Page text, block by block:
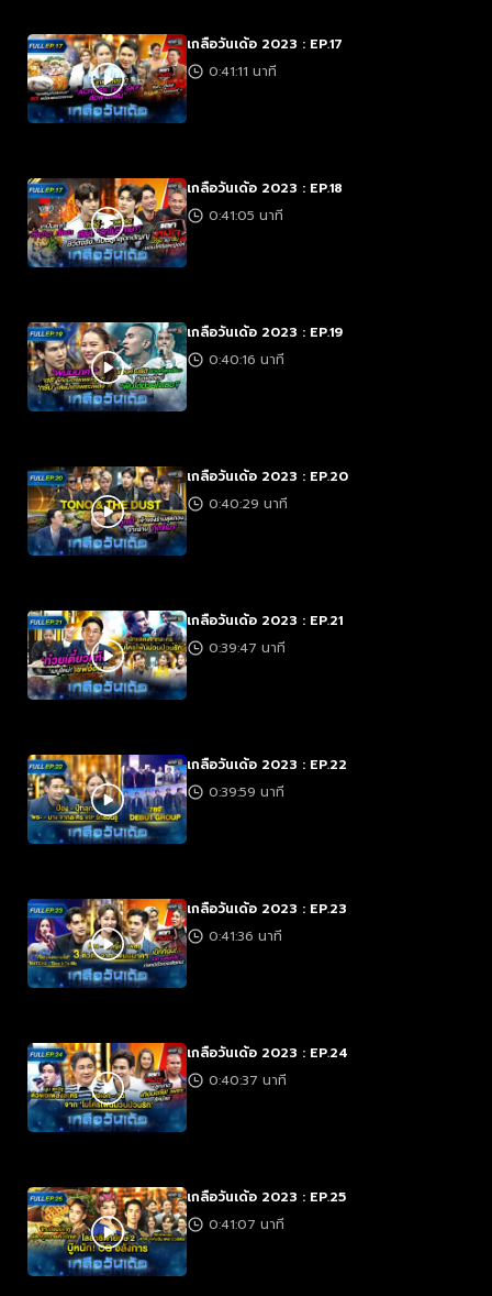
เกลือวันเด้อ 2023 : EP.17
0:41:11 นาที
เกลือวันเด้อ 2023 : EP.18
0:41:05 นาที
เกลือวันเด้อ 2023 : EP.19
0:40:16 นาที
เกลือวันเด้อ 2023 : EP.20
0:40:29 นาที
เกลือวันเด้อ 2023 : EP.21
0:39:47 นาที
เกลือวันเด้อ 2023 : EP.22
0:39:59 นาที
เกลือวันเด้อ 2023 : EP.23
0:41:36 นาที
เกลือวันเด้อ 2023 : EP.24
0:40:37 นาที
เกลือวันเด้อ 2023 : EP.25
0:41:07 นาที